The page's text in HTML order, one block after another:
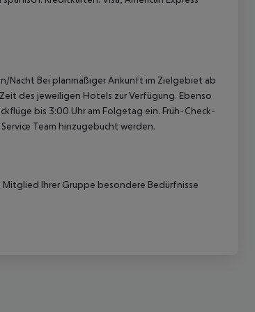
Nacht Bei planmäßiger Ankunft im Zielgebiet ab
des jeweiligen Hotels zur Verfügung. Ebenso
bis 3:00 Uhr am Folgetag ein. Früh-Check-
Team hinzugebucht werden.
Ihrer Gruppe besondere Bedürfnisse